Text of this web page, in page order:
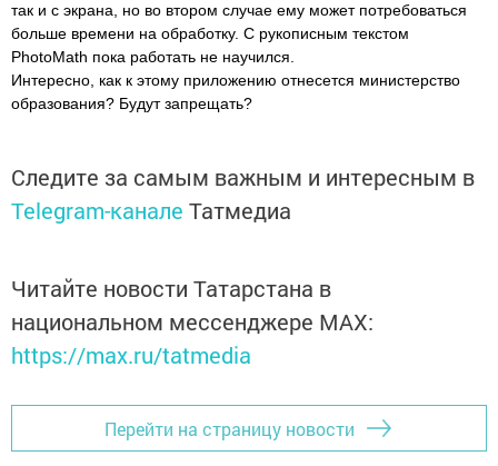
так и с экрана, но во втором случае ему может потребоваться
больше времени на обработку. С рукописным текстом
PhotoMath пока работать не научился.
Интересно, как к этому приложению отнесется министерство
образования? Будут запрещать?
Следите за самым важным и интересным в
Telegram-канале Татмедиа
Читайте новости Татарстана в
национальном мессенджере MАХ:
https://max.ru/tatmedia
Перейти на страницу новости